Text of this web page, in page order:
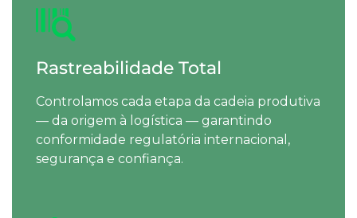
Rastreabilidade Total
Controlamos cada etapa da cadeia produtiva
— da origem à logística — garantindo
conformidade regulatória internacional,
segurança e confiança.